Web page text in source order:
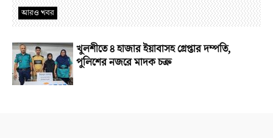
আরও খবর
খুলশীতে ৪ হাজার ইয়াবাসহ গ্রেপ্তার দম্পতি,
পুলিশের নজরে মাদক চক্র